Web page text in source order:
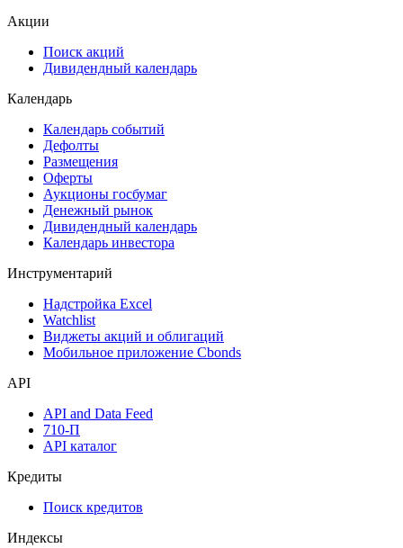
ESG
Самые популярные облигации на Cbonds.ru
Дивидендный календарь
Календарь
Календарь событий
Дефолты
Размещения
Оферты
Аукционы госбумаг
Денежный рынок
Календарь инвестора
Инструментарий
Надстройка Excel
Мобильное приложение Cbonds
API
API and Data Feed
API каталог
Кредиты